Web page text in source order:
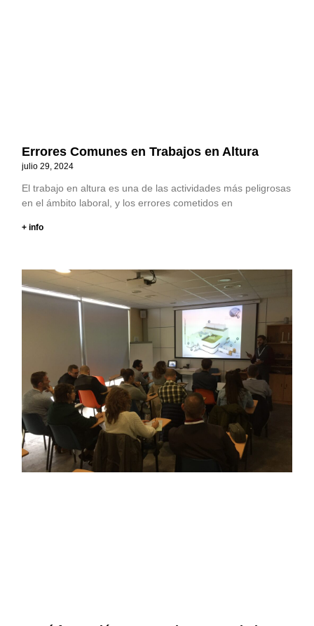
Errores Comunes en Trabajos en Altura
julio 29, 2024
El trabajo en altura es una de las actividades más peligrosas
en el ámbito laboral, y los errores cometidos en
+ info